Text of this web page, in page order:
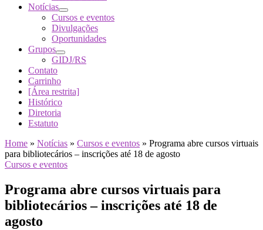
Notícias
Cursos e eventos
Divulgações
Oportunidades
Grupos
GIDJ/RS
Contato
Carrinho
[Área restrita]
Histórico
Diretoria
Estatuto
Home » Notícias » Cursos e eventos » Programa abre cursos virtuais
para bibliotecários – inscrições até 18 de agosto
Cursos e eventos
Programa abre cursos virtuais para
bibliotecários – inscrições até 18 de
agosto